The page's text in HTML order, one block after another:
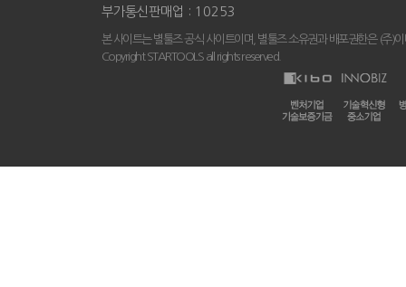
부가통신판매업 : 10253
본 사이트는 별툴즈 공식 사이트이며, 별툴즈 소유권과 배포권한은 (주)
Copyright STARTOOLS all rights reserved.